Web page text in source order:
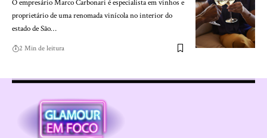
O empresário Marco Carbonari é especialista em vinhos e
proprietário de uma renomada vinícola no interior do
estado de São…
2 Min de leitura